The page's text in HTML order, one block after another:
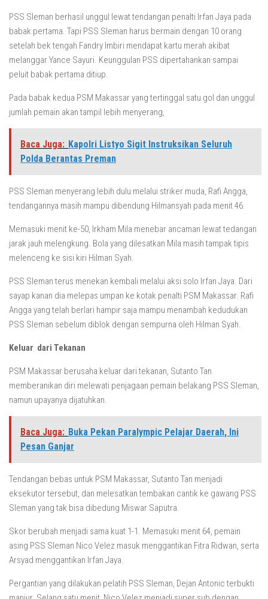
PSS Sleman berhasil unggul lewat tendangan penalti Irfan Jaya pada
babak pertama. Tapi PSS Sleman harus bermain dengan 10 orang
setelah bek tengah Fandry Imbiri mendapat kartu merah akibat
melanggar Yance Sayuri. Keunggulan PSS dipertahankan sampai
peluit babak pertama ditiup.
Pada babak kedua PSM Makassar yang tertinggal satu gol dan unggul
jumlah pemain akan tampil lebih menyerang,
Baca Juga: Kapolri Listyo Sigit Instruksikan Seluruh
Polda Berantas Preman
PSS Sleman menyerang lebih dulu melalui striker muda, Rafi Angga,
tendangannya masih mampu dibendung Hilmansyah pada menit 46.
Memasuki menit ke-50, Irkham Mila menebar ancaman lewat tedangan
jarak jauh melengkung. Bola yang dilesatkan Mila masih tampak tipis
melenceng ke sisi kiri Hilman Syah.
PSS Sleman terus menekan kembali melalui aksi solo Irfan Jaya. Dari
sayap kanan dia melepas umpan ke kotak penalti PSM Makassar. Rafi
Angga yang telah berlari hampir saja mampu menambah kedudukan
PSS Sleman sebelum diblok dengan sempurna oleh Hilman Syah.
Keluar dari Tekanan
PSM Makassar berusaha keluar dari tekanan, Sutanto Tan
memberanikan diri melewati penjagaan pemain belakang PSS Sleman,
namun upayanya dijatuhkan.
Baca Juga: Buka Pekan Paralympic Pelajar Daerah, Ini
Pesan Ganjar
Tendangan bebas untuk PSM Makassar, Sutanto Tan menjadi
eksekutor tersebut, dan melesatkan tembakan cantik ke gawang PSS
Sleman yang tak bisa dibedung Miswar Saputra.
Skor berubah menjadi sama kuat 1-1. Memasuki menit 64, pemain
asing PSS Sleman Nico Velez masuk menggantikan Fitra Ridwan, serta
Arsyad menggantikan Irfan Jaya.
Pergantian yang dilakukan pelatih PSS Sleman, Dejan Antonic terbukti